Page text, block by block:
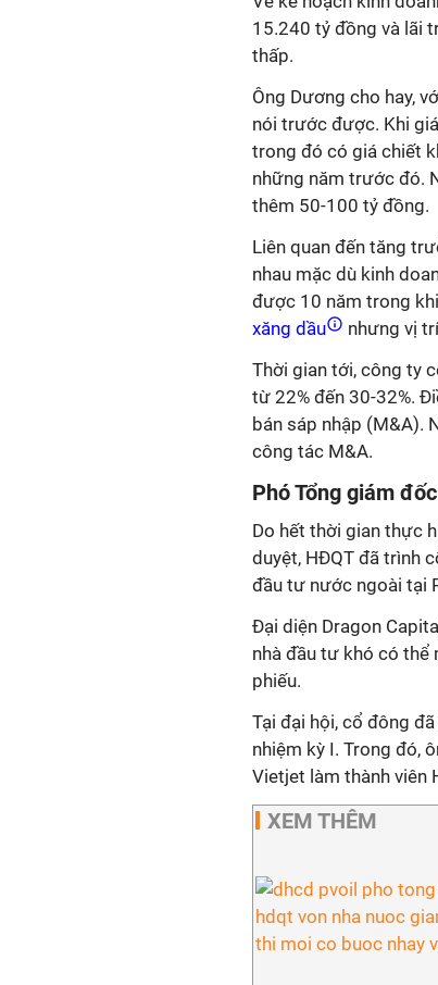
15.240 tỷ đồng và lãi
thấp.
Ông Dương cho hay,
nói trước được. Khi
trong đó có giá chiết
những năm trước đó.
thêm 50-100 tỷ đồng.
Liên quan đến tăng
nhau mặc dù kinh
được 10 năm trong
xăng dầu
nhưng vị
Thời gian tới, công ty
từ 22% đến 30-32%.
bán sáp nhập (M&A).
công tác M&A.
Phó Tổng giám
Do hết thời gian thực
duyệt, HĐQT đã trình
đầu tư nước ngoài tại
Đại diện Dragon
nhà đầu tư khó có thể
phiếu.
Tại đại hội, cổ đông
nhiệm kỳ I. Trong đó,
Vietjet làm thành viên
XEM THÊM